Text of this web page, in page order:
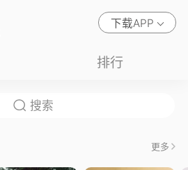
下载APP
排行
更多